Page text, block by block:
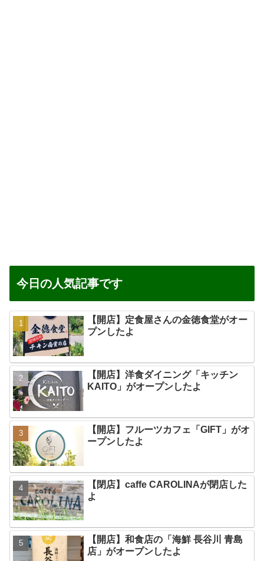
今日の人気記事です
【開店】定食屋さんの金徳食堂がオー
プンしたよ
【開店】洋食ダイニング「キッチン
KAITO」がオープンしたよ
【開店】フルーツカフェ「GIFT」がオ
ープンしたよ
【閉店】caffe CAROLINAが閉店した
よ
【開店】和食店の「海鮮 長谷川 青島
店」がオープンしたよ